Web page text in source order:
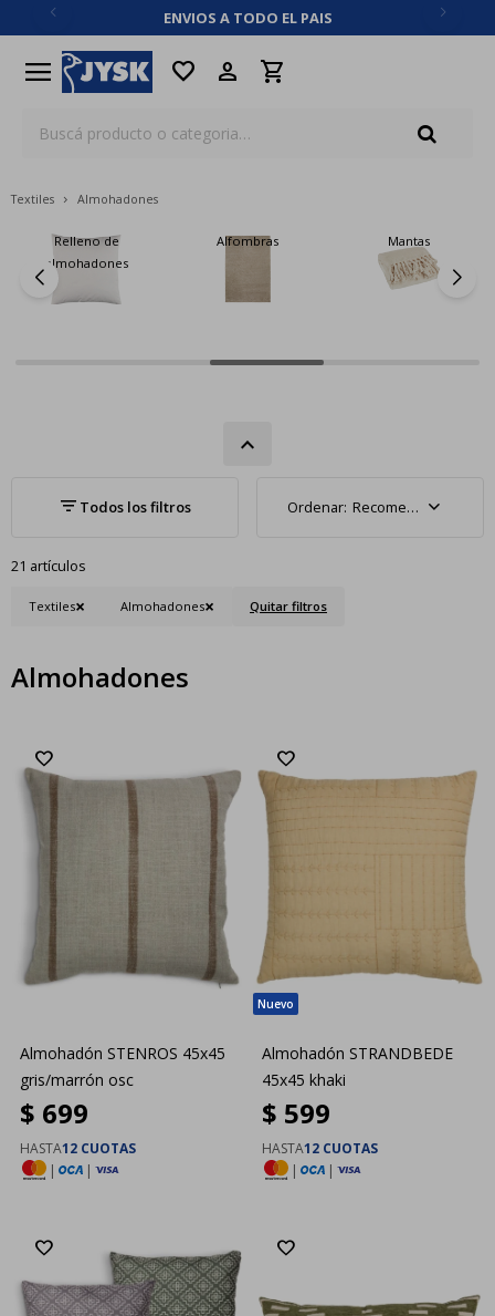
ENVIOS A TODO EL PAIS
menu favorite
Textiles Almohadones
Relleno de
almohadones
Alfombras Mantas
Recomendados
21 artículos
Textiles Almohadones Quitar filtros
Almohadones
Almohadón STENROS 45x45
gris/marrón osc
$ 699
HASTA12 CUOTAS
|
|
Almohadón STRANDBEDE
45x45 khaki
$ 599
HASTA12 CUOTAS
|
|
close